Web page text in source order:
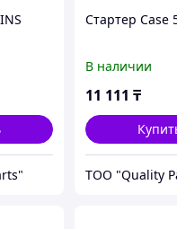
Стартер Case
В наличии
11 111 ₸
ТОО "Quality